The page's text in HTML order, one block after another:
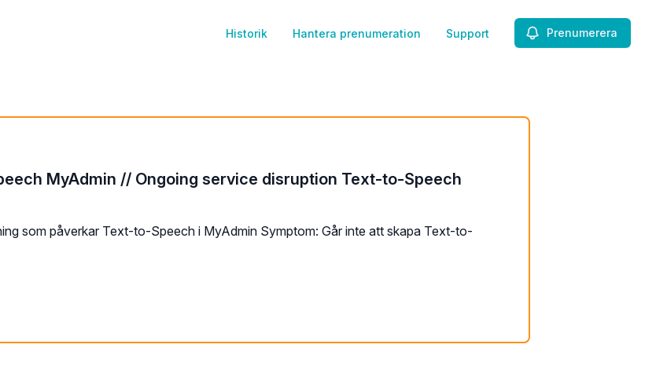
Historik Hantera prenumeration Support Prenumerera
MyAdmin // Ongoing service disruption Text-to-Speech
som påverkar Text-to-Speech i MyAdmin Symptom: Går inte att skapa Text-to-